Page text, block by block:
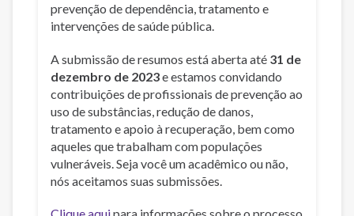
prevenção de dependência, tratamento e
intervenções de saúde pública.
A submissão de resumos está aberta até 31 de
dezembro de 2023e estamos convidando
contribuições de profissionais de prevenção ao
uso de substâncias, redução de danos,
tratamento e apoio à recuperação, bem como
aqueles que trabalham com populações
vulneráveis. Seja você um acadêmico ou não,
nós aceitamos suas submissões.